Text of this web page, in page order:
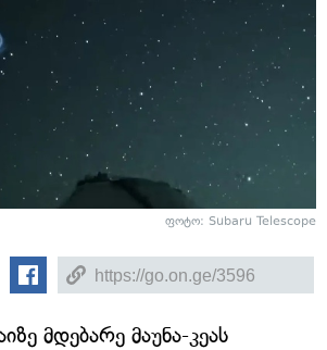
ფოტო: Subaru Telescope
მდებარე მაუნა-კეას